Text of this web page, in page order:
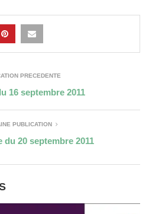
PRÉCÉDENTE
16 septembre 2011
PUBLICATION
du 20 septembre 2011